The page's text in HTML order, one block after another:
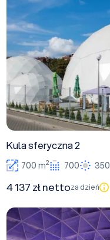
Kula sferyczna 2
700 m2 700 350
4 137 zł nettoza dzień
Sala dydaktyczna